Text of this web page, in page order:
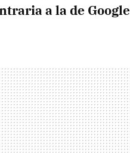
a la de Google